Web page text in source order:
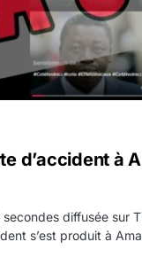
d’accident à
diffusée sur
s’est produit à